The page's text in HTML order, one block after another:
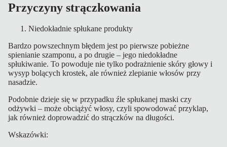
Przyczyny strączkowania
Niedokładnie spłukane produkty
Bardzo powszechnym błędem jest po pierwsze pobieżne
spienianie szamponu, a po drugie – jego niedokładne
spłukiwanie. To powoduje nie tylko podrażnienie skóry głowy i
wysyp bolących krostek, ale również zlepianie włosów przy
nasadzie.
Podobnie dzieje się w przypadku źle spłukanej maski czy
odżywki – może obciążyć włosy, czyli spowodować przyklap,
jak również doprowadzić do strączków na długości.
Wskazówki: